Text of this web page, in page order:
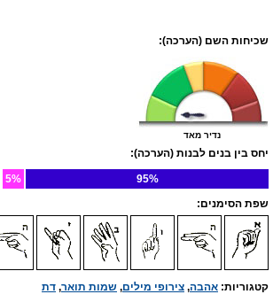
שכיחות השם (הערכה):
נדיר מאד
יחס בין בנים לבנות (הערכה):
95%
5%
שפת הסימנים:
קטגוריות: אהבה, צירופי מילים, שמות תואר, דת